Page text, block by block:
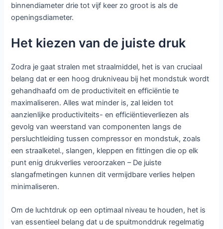
binnendiameter drie tot vijf keer zo groot is als de
openingsdiameter.
Het kiezen van de juiste druk
Zodra je gaat stralen met straalmiddel, het is van cruciaal
belang dat er een hoog drukniveau bij het mondstuk wordt
gehandhaafd om de productiviteit en efficiëntie te
maximaliseren. Alles wat minder is, zal leiden tot
aanzienlijke productiviteits- en efficiëntieverliezen als
gevolg van weerstand van componenten langs de
persluchtleiding tussen compressor en mondstuk, zoals
een straalketel., slangen, kleppen en fittingen die op elk
punt enig drukverlies veroorzaken – De juiste
slangafmetingen kunnen dit vermijdbare verlies helpen
minimaliseren.
Om de luchtdruk op een optimaal niveau te houden, het is
van essentieel belang dat u de spuitmonddruk regelmatig